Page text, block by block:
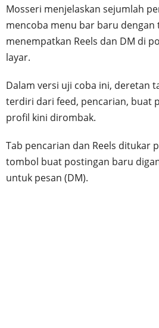
Mosseri menjelaskan sejumlah
mencoba menu bar baru dengan
menempatkan Reels dan DM di
layar.
Dalam versi uji coba ini, deretan
terdiri dari feed, pencarian, buat
profil kini dirombak.
Tab pencarian dan Reels ditukar
tombol buat postingan baru
untuk pesan (DM).